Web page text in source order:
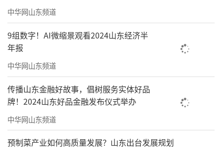
中华网山东频道
9组数字！AI微缩景观看2024山东经济半
年报
中华网山东频道
传播山东金融好故事，倡树服务实体好品
牌！2024山东好品金融发布仪式举办
中华网山东频道
预制菜产业如何高质量发展？山东出台发展规划